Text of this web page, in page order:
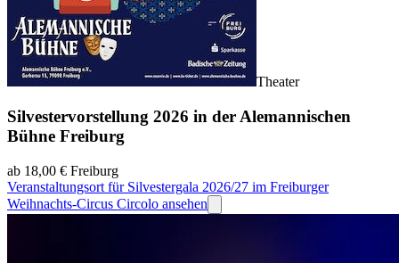
Theater
Silvestervorstellung 2026 in der Alemannischen
Bühne Freiburg
ab 18,00 € Freiburg
Veranstaltungsort für Silvestergala 2026/27 im Freiburger
Weihnachts-Circus Circolo ansehen